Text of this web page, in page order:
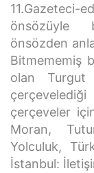
11.Gazeteci-
önsözüyle
önsözden
Bitmememiş
olan Turgut
çerçeveler
Moran,
Yolculuk,
İstanbul: